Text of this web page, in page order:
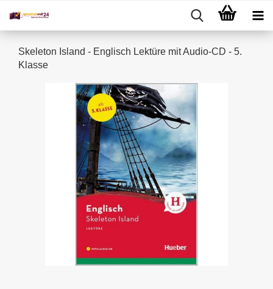
Skeleton Island - Englisch Lektüre mit Audio-CD - 5.
Klasse